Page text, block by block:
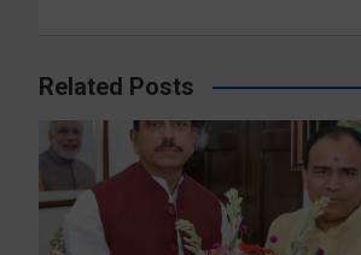
Related Posts